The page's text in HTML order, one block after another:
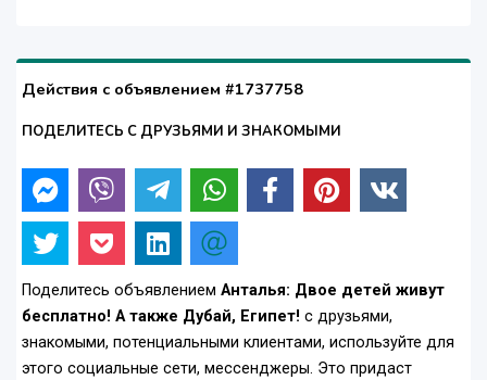
Действия с объявлением #1737758
ПОДЕЛИТЕСЬ С ДРУЗЬЯМИ И ЗНАКОМЫМИ
Поделитесь объявлением Анталья: Двое детей живут
бесплатно! А также Дубай, Египет! с друзьями,
знакомыми, потенциальными клиентами, используйте для
этого социальные сети, мессенджеры. Это придаст